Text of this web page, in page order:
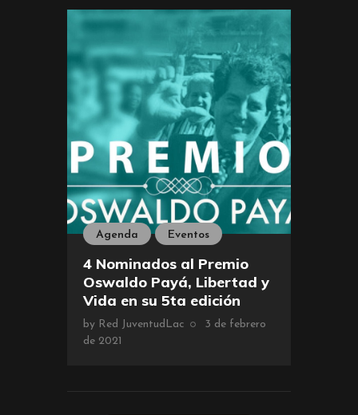
Agenda Eventos
4 Nominados al Premio
Oswaldo Payá, Libertad y
Vida en su 5ta edición
by Red JuventudLac
3 de febrero
de 2021